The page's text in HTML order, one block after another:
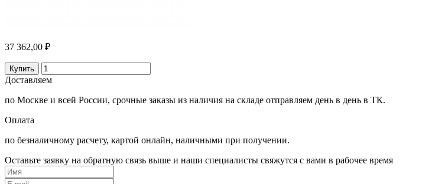
37 362,00 ₽
Купить
Доставляем
по Москве и всей России, срочные заказы из наличия на складе отправляем день в день в ТК.
Оплата
по безналичному расчету, картой онлайн, наличными при получении.
Оставьте заявку на обратную связь выше и наши специалисты свяжутся с вами в рабочее время